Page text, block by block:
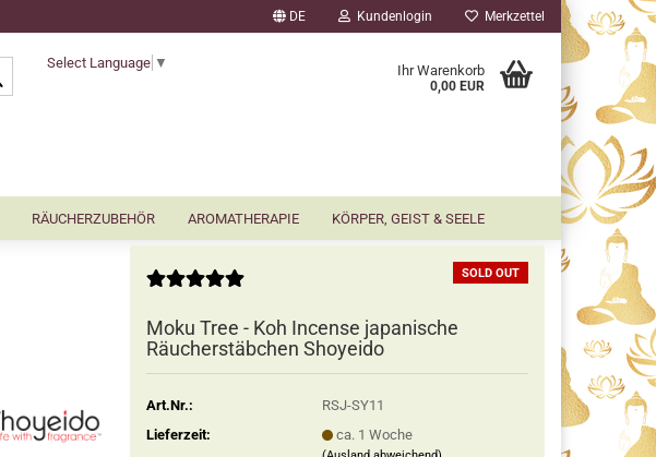
DE Kundenlogin Merkzettel
Suche...Select Language ▼ Ihr Warenkorb
0,00 EUR
RÄUCHERZUBEHÖR AROMATHERAPIE KÖRPER, GEIST & SEELE
SOLD OUT
Moku Tree - Koh Incense japanische
Räucherstäbchen Shoyeido
Art.Nr.:
RSJ-SY11
Lieferzeit:
ca. 1 Woche